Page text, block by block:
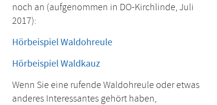
noch an (aufgenommen in DO-Kirchlinde, Juli
2017):
Hörbeispiel Waldohreule
Hörbeispiel Waldkauz
Wenn Sie eine rufende Waldohreule oder etwas
anderes Interessantes gehört haben,